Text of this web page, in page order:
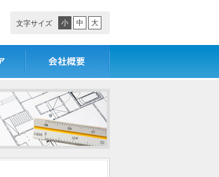
文字サイズ 小 中 大